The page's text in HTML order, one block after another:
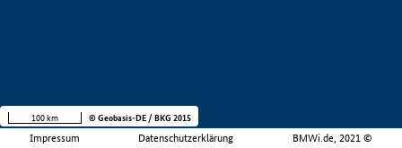
Impressum Datenschutzerklärung BMWi.de, 2021 ©
100 km © Geobasis-DE / BKG 2015